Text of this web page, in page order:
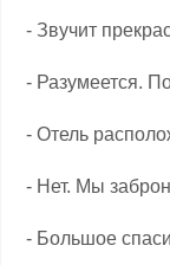
- Звучит
- Разумеется.
- Отель
- Нет. Мы
- Большое